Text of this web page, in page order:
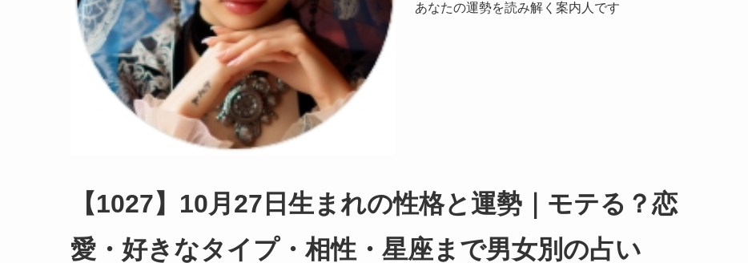
あなたの運勢を読み解く案内人です
【1027】10月27日生まれの性格と運勢｜モテる？恋
愛・好きなタイプ・相性・星座まで男女別の占い